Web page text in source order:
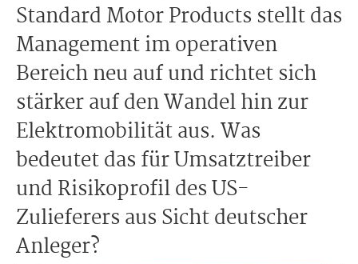
Standard Motor Products stellt das
Management im operativen
Bereich neu auf und richtet sich
stärker auf den Wandel hin zur
Elektromobilität aus. Was
bedeutet das für Umsatztreiber
und Risikoprofil des US-
Zulieferers aus Sicht deutscher
Anleger?